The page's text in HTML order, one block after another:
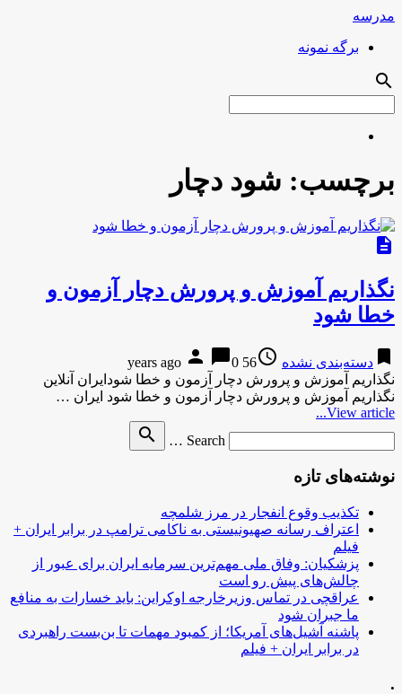
مدرسه
برگه نمونه
search
برچسب: شود دچار
description
نگذاریم آموزش و پرورش دچار آزمون و
خطا شود
bookmark دسته‌بندی نشده access_time
56 years ago
person chat_bubble0
نگذاریم آموزش و پرورش دچار آزمون و خطا شودایران آنلاین
نگذاریم آموزش و پرورش دچار آزمون و خطا شود ایران …
View article...
Search …
search
نوشته‌های تازه
تکذیب وقوع انفجار در مرز شلمچه
اعتراف رسانه صهیونیستی به ناکامی ترامپ در برابر ایران +
فیلم
پزشکیان: وفاق ملی مهم‌ترین سرمایه ایران برای عبور از
چالش‌های پیش رو است
عراقچی در تماس وزیرخارجه اوکراین: باید خسارات به منافع
ما جبران شود
پاشنه آشیل‌های آمریکا؛ از کمبود مهمات تا بن‌بست راهبردی
در برابر ایران + فیلم
.